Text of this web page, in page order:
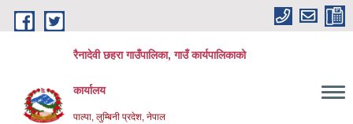
Skip to main content
रैनादेवी छहरा गाउँपालिका, गाउँ कार्यपालिकाको
कार्यालय
पाल्पा, लुम्बिनी प्रदेश, नेपाल